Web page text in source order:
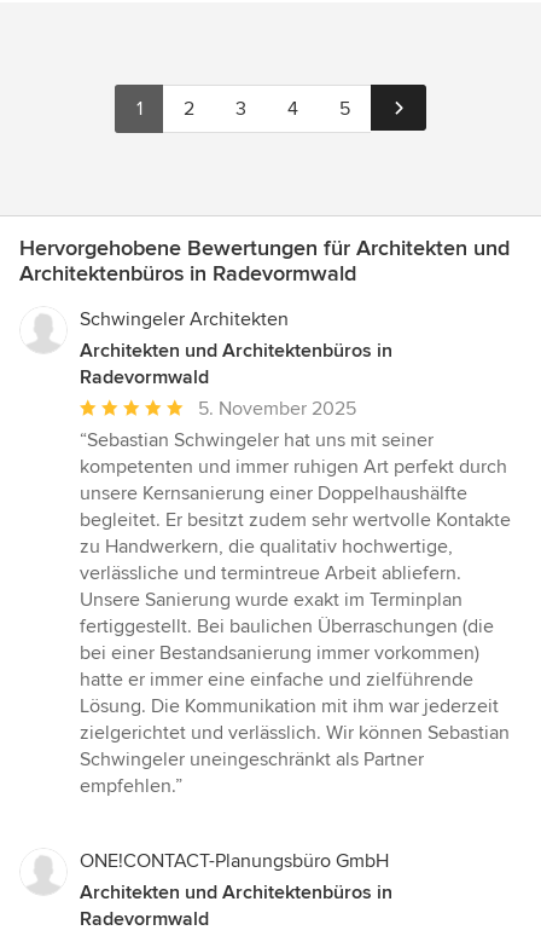
1 2 3 4 5
Hervorgehobene Bewertungen für Architekten und
Architektenbüros in Radevormwald
Schwingeler Architekten
Architekten und Architektenbüros in
Radevormwald
Durchschnittliche
Bewertung:
5
von
5
Sternen
5. November 2025
“Sebastian Schwingeler hat uns mit seiner
kompetenten und immer ruhigen Art perfekt durch
unsere Kernsanierung einer Doppelhaushälfte
begleitet. Er besitzt zudem sehr wertvolle Kontakte
zu Handwerkern, die qualitativ hochwertige,
verlässliche und termintreue Arbeit abliefern.
Unsere Sanierung wurde exakt im Terminplan
fertiggestellt. Bei baulichen Überraschungen (die
bei einer Bestandsanierung immer vorkommen)
hatte er immer eine einfache und zielführende
Lösung. Die Kommunikation mit ihm war jederzeit
zielgerichtet und verlässlich. Wir können Sebastian
Schwingeler uneingeschränkt als Partner
empfehlen.”
ONE!CONTACT-Planungsbüro GmbH
Architekten und Architektenbüros in
Radevormwald